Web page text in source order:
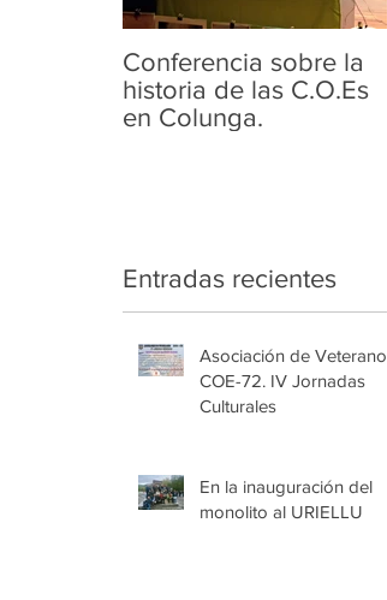
Conferencia sobre la
historia de las C.O.Es
en Colunga.
Entradas recientes
Asociación de Veteranos
COE-72. IV Jornadas
Culturales
En la inauguración del
monolito al URIELLU